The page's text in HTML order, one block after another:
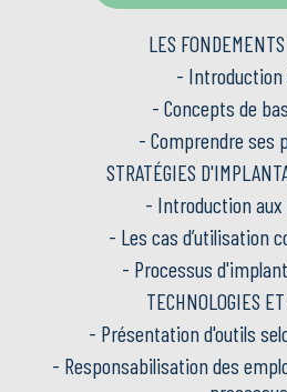
LES
- Introduction
- Concepts de
- Comprendre ses
STRATÉGIES
- Introduction aux
- Les cas d’utilisation
- Processus
TECHNOLOGIES
- Présentation d'outils
- Responsabilisation des